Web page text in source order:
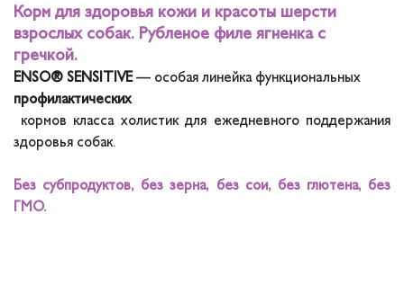
Корм для здоровья кожи и красоты шерсти
взрослых собак. Рубленое филе ягненка с
гречкой.
ENSO® SENSITIVE— особая линейка функциональных
профилактических
кормов класса холистик для ежедневного поддержания
здоровья собак.
Без субпродуктов, без зерна, без сои, без глютена, без
ГМО.